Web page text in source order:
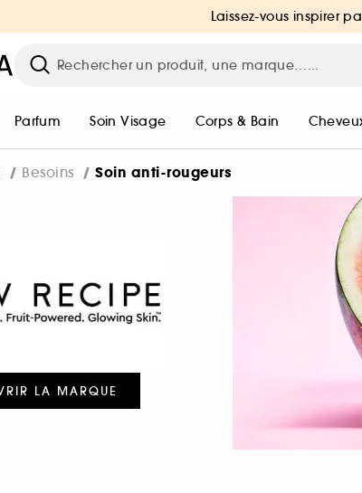
Laissez-vous inspirer
Parfum Soin Visage Corps & Bain
Besoins Soin anti-rougeurs
LA MARQUE